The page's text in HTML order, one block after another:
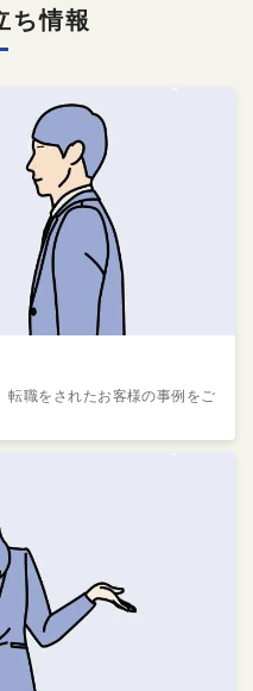
ち情報
職をされたお客様の事例をご